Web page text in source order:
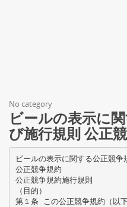
No category
ビールの表示に
び施行規則 公正
ビールの表示に関する公正競争
公正競争規約
公正競争規約施行規則
（目的）
第１条 この公正競争規約（以